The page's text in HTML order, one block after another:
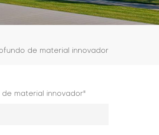
de material innovador
material innovador"